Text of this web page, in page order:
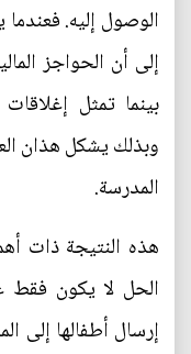
الوصول إليه. فعندما
المدرسة.
هذه النتيجة ذات
الحل لا يكون
إرسال أطفالها إلى